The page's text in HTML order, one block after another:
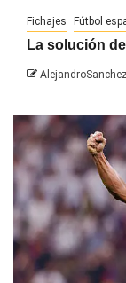
Fichajes Fútbol
La solución